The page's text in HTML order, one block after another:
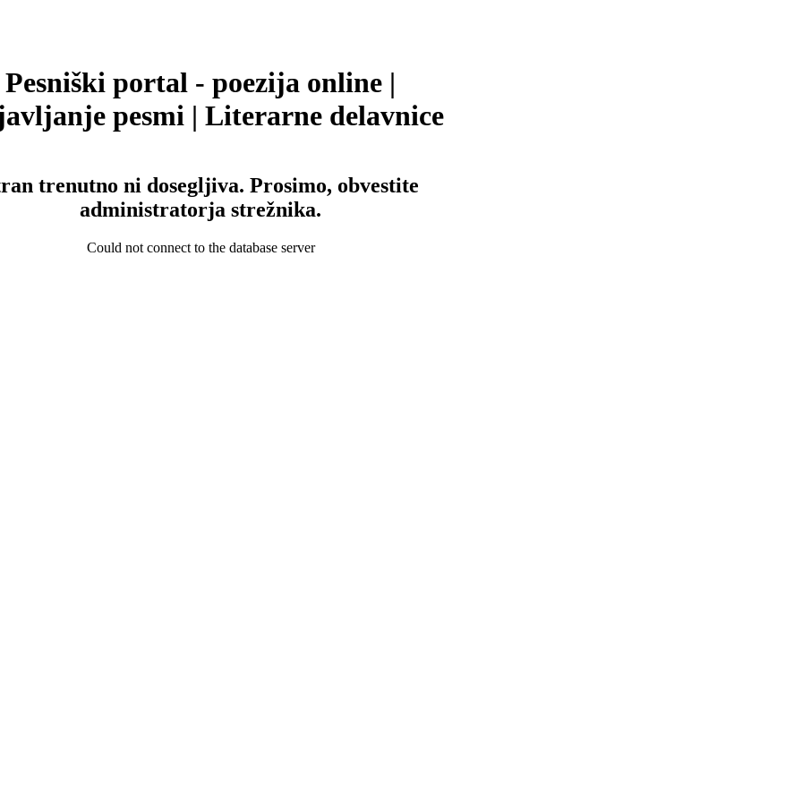
Pesniški portal - poezija online |
pesmi | Literarne delavnice
trenutno ni dosegljiva. Prosimo, obvestite
administratorja strežnika.
Could not connect to the database server